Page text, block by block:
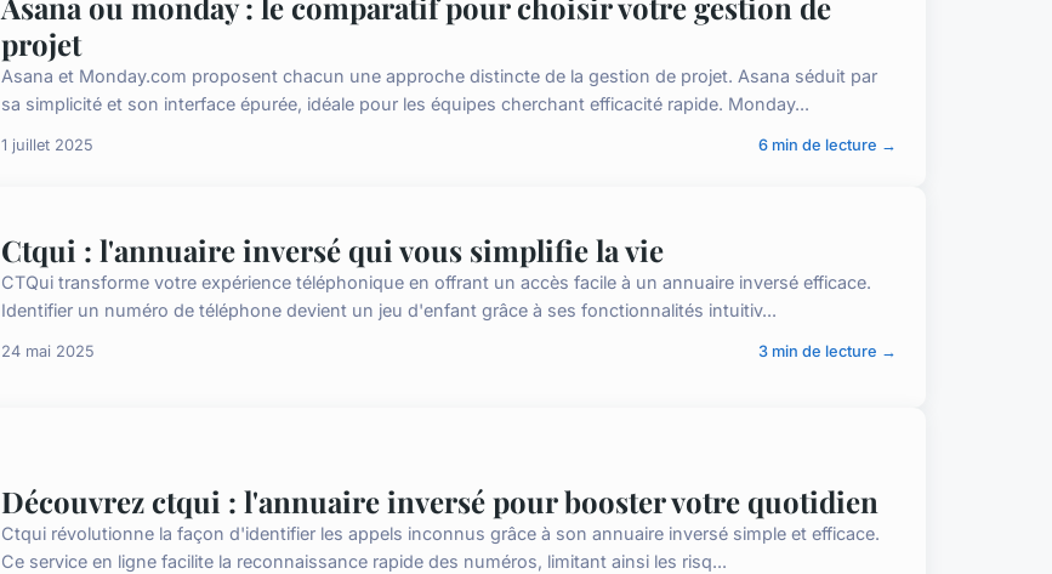
projet
Asana et Monday.com proposent chacun une approche distincte de la gestion de projet. Asana séduit par
sa simplicité et son interface épurée, idéale pour les équipes cherchant efficacité rapide. Monday...
1 juillet 2025 6 min de lecture →
Ctqui : l'annuaire inversé qui vous simplifie la vie
CTQui transforme votre expérience téléphonique en offrant un accès facile à un annuaire inversé efficace.
Identifier un numéro de téléphone devient un jeu d'enfant grâce à ses fonctionnalités intuitiv...
24 mai 2025 3 min de lecture →
Découvrez ctqui : l'annuaire inversé pour booster votre quotidien
Ctqui révolutionne la façon d'identifier les appels inconnus grâce à son annuaire inversé simple et efficace.
Ce service en ligne facilite la reconnaissance rapide des numéros, limitant ainsi les risq...